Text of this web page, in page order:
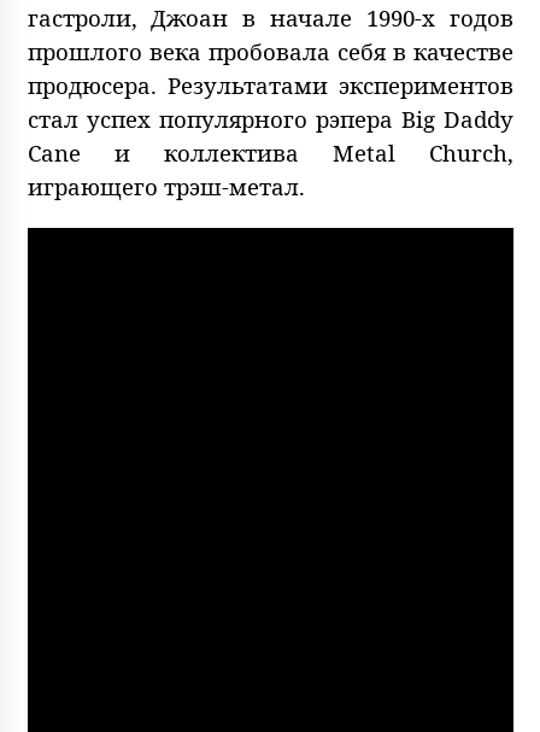
гастроли, Джоан в начале 1990-х годов
прошлого века пробовала себя в качестве
продюсера. Результатами экспериментов
стал успех популярного рэпера Big Daddy
Cane и коллектива Metal Church,
играющего трэш-метал.